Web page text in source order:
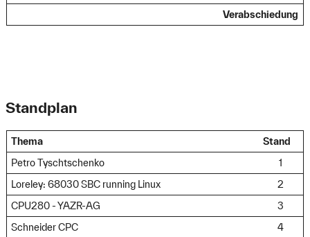
Verabschiedung
Standplan
Thema
Stand
Petro Tyschtschenko
1
Loreley: 68030 SBC running Linux
2
CPU280 - YAZR-AG
3
Schneider CPC
4